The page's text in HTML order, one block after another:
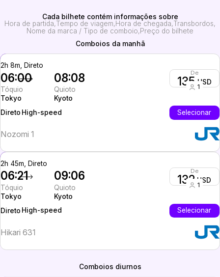
Cada bilhete contém informações sobre
Hora de partida Tempo de viagem Hora de chegada Transbordos
Nome da marca / Tipo de comboio Preço do bilhete
Comboios da manhã
2h 8m, Direto
06:00
Tóquio
Tokyo
08:08
Quioto
Kyoto
De
135 USD
1
Direto High-speed Selecionar
Nozomi 1
2h 45m, Direto
06:21
Tóquio
Tokyo
09:06
Quioto
Kyoto
De
132 USD
1
Direto High-speed Selecionar
Hikari 631
Comboios diurnos